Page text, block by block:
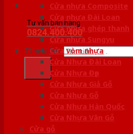
Tư vấn bán hàng
0824.400.400
Tìm kiếm:
Cửa nhựa Composite
Cửa nhựa Đài Loan
Cửa nhựa ghép thanh
Cửa nhựa Sungyu
Cửa vòm nhựa
Cửa Nhựa Đài Loan
Cửa Nhựa Đẹp
Cửa Nhựa Giả Gỗ
Cửa Nhựa Gỗ
Cửa Nhựa Hàn Quốc
Cửa Nhựa Vân Gỗ
Cửa gỗ